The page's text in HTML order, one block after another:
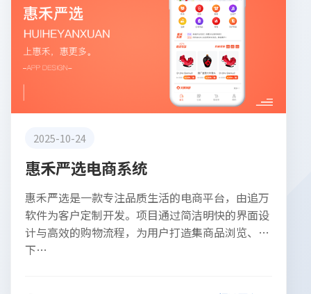
2025-10-24
惠禾严选电商系统
惠禾严选是一款专注品质生活的电商平台，由追万
软件为客户定制开发。项目通过简洁明快的界面设
计与高效的购物流程，为用户打造集商品浏览、
下…